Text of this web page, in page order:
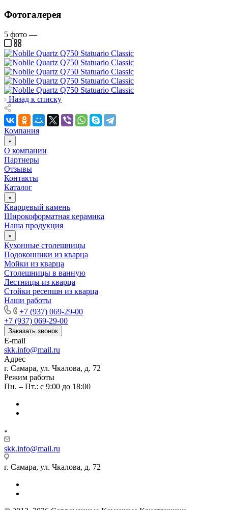
Фотогалерея
5 фото —
Назад к списку
Компания
О компании
Партнеры
Отзывы
Контакты
Каталог
Кварцевый камень
Широкоформатная керамика
Наша продукция
Кухонные столешницы
Подоконники из кварца
Мойки из кварца
Столешницы в ванную
Лестницы из кварца
Стойки ресепшн из кварца
Наши работы
+7 (937) 069-29-00
+7 (937) 069-29-00
Заказать звонок
E-mail
skk.info@mail.ru
Адрес
г. Самара, ул. Чкалова, д. 72
Режим работы
Пн. – Пт.: с 9:00 до 18:00
skk.info@mail.ru
г. Самара, ул. Чкалова, д. 72